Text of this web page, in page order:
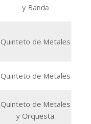
y Banda
Quinteto de Metales
Quinteto de Metales
Quinteto de Metales
y Orquesta